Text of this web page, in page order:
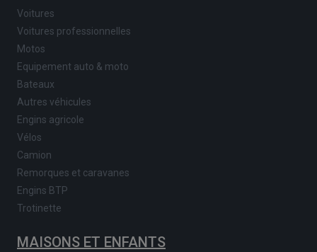
Voitures
Voitures professionnelles
Motos
Equipement auto & moto
Bateaux
Autres véhicules
Engins agricole
Vélos
Camion
Remorques et caravanes
Engins BTP
Trotinette
MAISONS ET ENFANTS